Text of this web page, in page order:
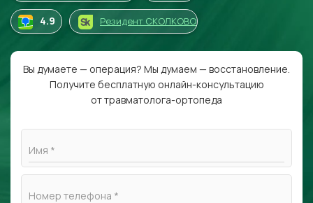
4.9 Резидент СКОЛКОВО
Вы думаете — операция? Мы думаем — восстановление.
Получите бесплатную онлайн-консультацию
от травматолога-ортопеда
Имя *
Номер телефона *